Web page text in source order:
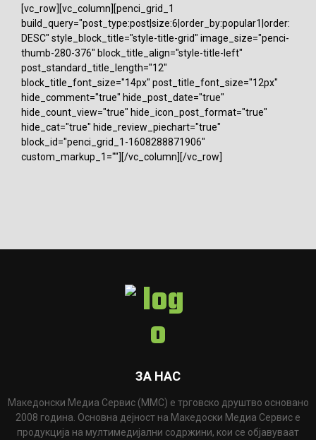
[vc_row][vc_column][penci_grid_1
build_query="post_type:post|size:6|order_by:popular1|order:
DESC" style_block_title="style-title-grid" image_size="penci-
thumb-280-376" block_title_align="style-title-left"
post_standard_title_length="12"
block_title_font_size="14px" post_title_font_size="12px"
hide_comment="true" hide_post_date="true"
hide_count_view="true" hide_icon_post_format="true"
hide_cat="true" hide_review_piechart="true"
block_id="penci_grid_1-1608288871906"
custom_markup_1=""][/vc_column][/vc_row]
ЗА НАС
Македонски Медиа Сервис (ММС) е трговско друштво основано
2008 година. Основна дејност на Македоски Медиа Сервис е
продукција на мултимедијални содржини, кои се објавуваат